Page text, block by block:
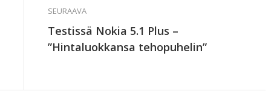
SEURAAVA
Testissä Nokia 5.1 Plus –
”Hintaluokkansa tehopuhelin”